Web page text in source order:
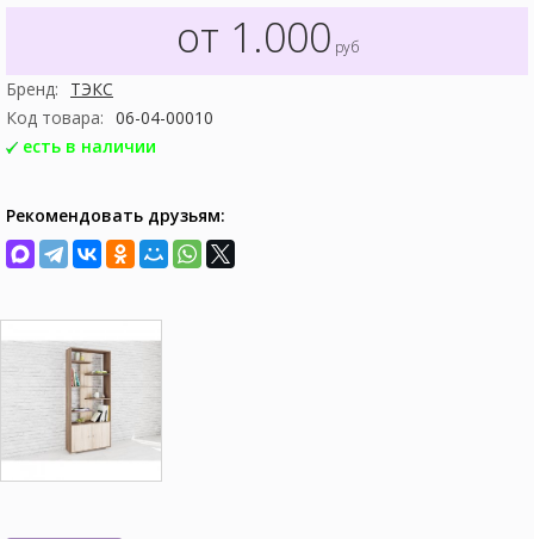
от 1.000 руб
Бренд:
ТЭКС
Код товара: 06-04-00010
есть в наличии
Рекомендовать друзьям: